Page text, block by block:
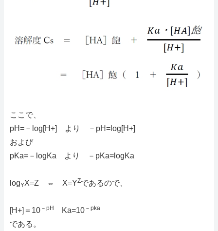
ここで、
pH=－log[H+] より －pH=log[H+]
および
pKa=－logKa より －pKa=logKa
logYX=Z ⇔ X=YZであるので、
[H+]＝10 －pH Ka=10 －pka
である。